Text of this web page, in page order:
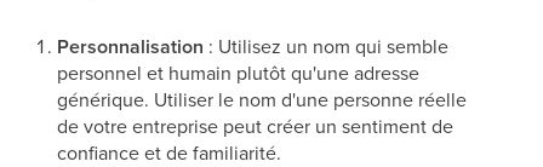
Personnalisation : Utilisez un nom qui semble
personnel et humain plutôt qu'une adresse
générique. Utiliser le nom d'une personne réelle
de votre entreprise peut créer un sentiment de
confiance et de familiarité.